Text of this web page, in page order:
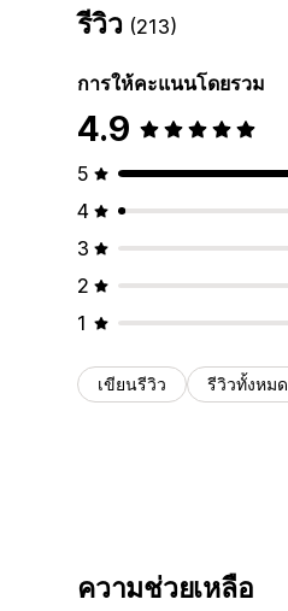
รีวิว (213)
การให้คะแนนโดยรวม
4.9
5
4
3
2
1
เขียนรีวิว รีวิวทั้งหมด
ความช่วยเหลือ